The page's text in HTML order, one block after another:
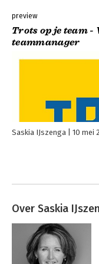
preview
Trots op je team
teammanager
Saskia IJszenga 10 mei
Over Saskia